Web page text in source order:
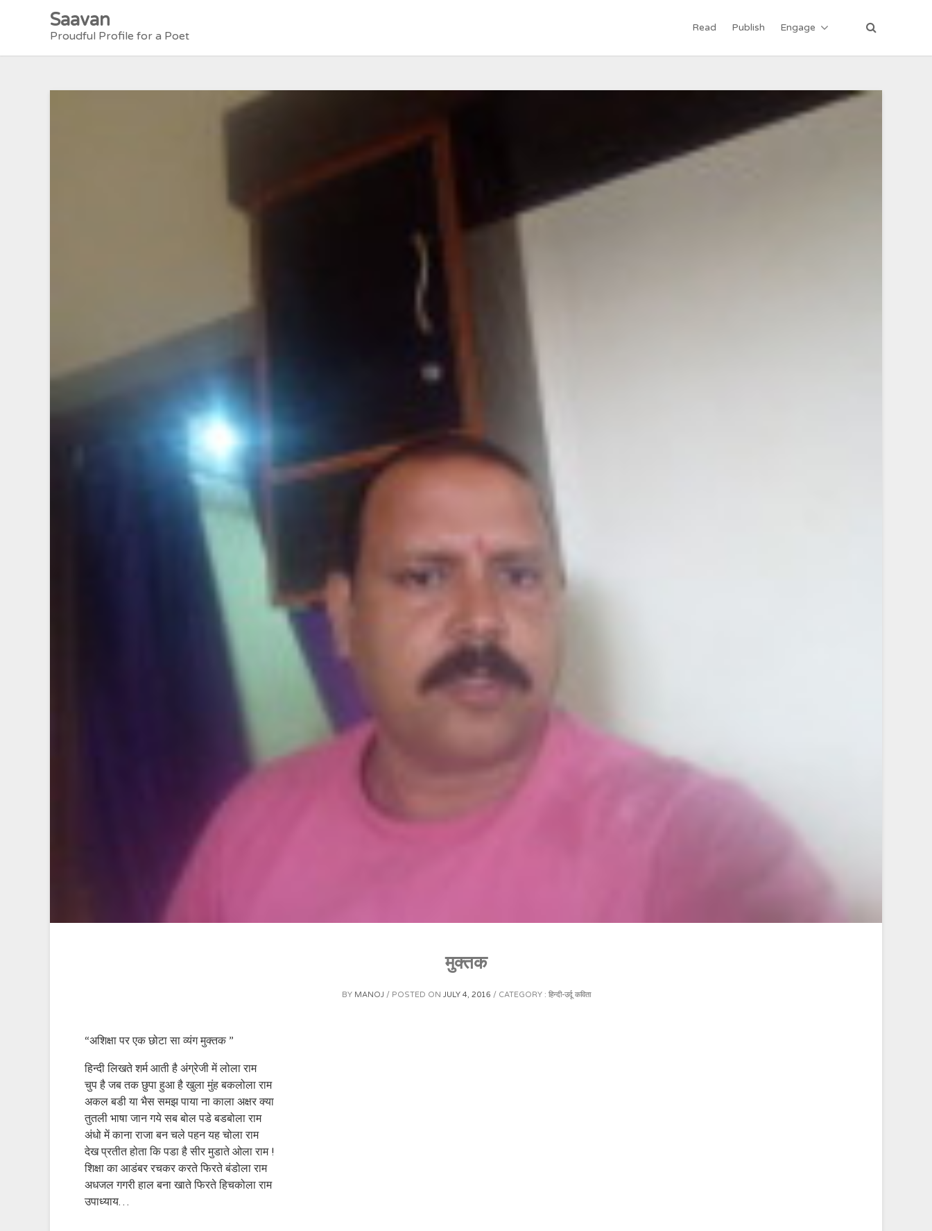
Saavan
Proudful Profile for a Poet
Read Publish Engage
मुक्तक
BY MANOJ POSTED ON JULY 4, 2016 CATEGORY : हिन्दी-उर्दू कविता
“अशिक्षा पर एक छोटा सा व्यंग मुक्तक ”
हिन्दी लिखते शर्म आती है अंग्रेजी में लोला राम
चुप है जब तक छुपा हुआ है खुला मुंह बकलोला राम
अकल बडी या भैस समझ पाया ना काला अक्षर क्या
तुतली भाषा जान गये सब बोल पडे बडबोला राम
अंधो में काना राजा बन चले पहन यह चोला राम
देख प्रतीत होता कि पडा है सीर मुडाते ओला राम !
शिक्षा का आडंबर रचकर करते फिरते बंडोला राम
अधजल गगरी हाल बना खाते फिरते हिचकोला राम
उपाध्याय…